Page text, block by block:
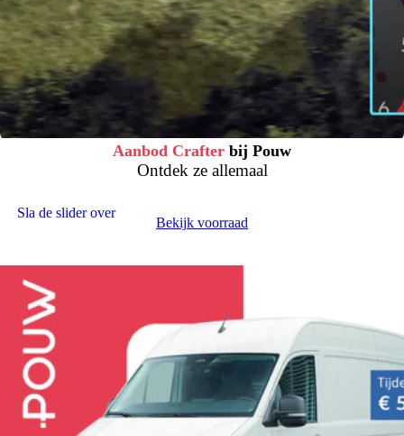
Aanbod Crafter bij Pouw
Ontdek ze allemaal
Bekijk voorraad
Sla de slider over